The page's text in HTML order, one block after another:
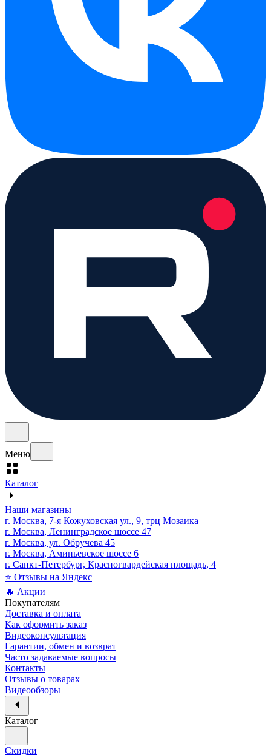
Меню
Каталог
Наши магазины
г. Москва, 7-я Кожуховская ул., 9, трц Мозаика
г. Москва, Ленинградское шоссе 47
г. Москва, ул. Обручева 45
г. Москва, Аминьевское шоссе 6
г. Санкт-Петербург, Красногвардейская площадь, 4
⭐ Отзывы на Яндекс
🔥 Акции
Покупателям
Доставка и оплата
Как оформить заказ
Видеоконсультация
Гарантии, обмен и возврат
Часто задаваемые вопросы
Контакты
Отзывы о товарах
Видеообзоры
Каталог
Скидки